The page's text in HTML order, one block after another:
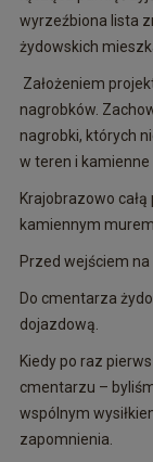
wyrzeźbiona lista
żydowskich
Założeniem
nagrobków.
nagrobki, których
w teren i kamienne
Krajobrazowo
kamiennym murem.
Przed wejściem
Do cmentarza
dojazdową.
Kiedy po raz
cmentarzu –
wspólnym
zapomnienia.